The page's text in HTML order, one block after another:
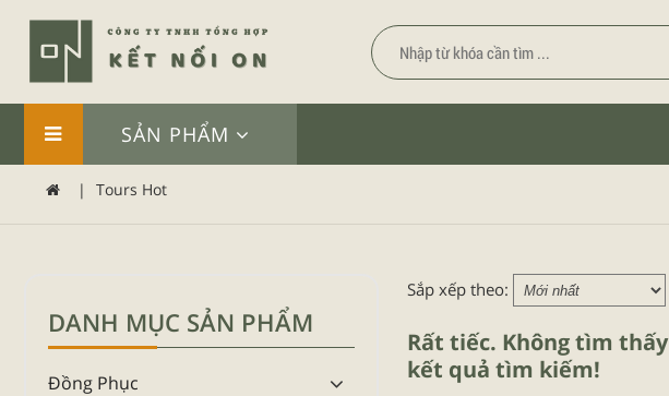
SẢN PHẨM
| Tours Hot
Sắp xếp theo:
Rất tiếc. Không tìm thấy
kết quả tìm kiếm!
DANH MỤC SẢN PHẨM
Đồng Phục